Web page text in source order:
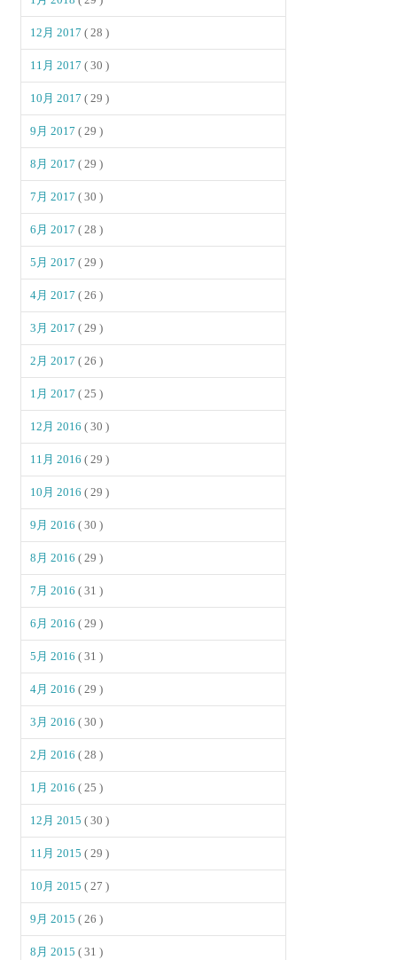
12月 2017( 28 )
11月 2017( 30 )
10月 2017( 29 )
9月 2017( 29 )
8月 2017( 29 )
7月 2017( 30 )
6月 2017( 28 )
5月 2017( 29 )
4月 2017( 26 )
3月 2017( 29 )
2月 2017( 26 )
1月 2017( 25 )
12月 2016( 30 )
11月 2016( 29 )
10月 2016( 29 )
9月 2016( 30 )
8月 2016( 29 )
7月 2016( 31 )
6月 2016( 29 )
5月 2016( 31 )
4月 2016( 29 )
3月 2016( 30 )
2月 2016( 28 )
1月 2016( 25 )
12月 2015( 30 )
11月 2015( 29 )
10月 2015( 27 )
9月 2015( 26 )
8月 2015( 31 )